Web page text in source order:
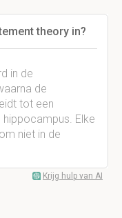
theory in?
in de
de
tot een
Elke
niet in de
Krijg hulp van AI